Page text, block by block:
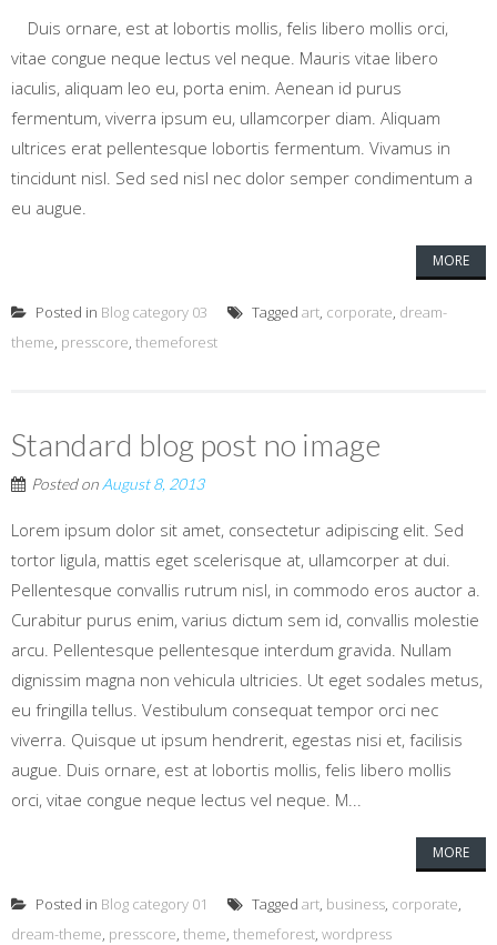
Duis ornare, est at lobortis mollis, felis libero mollis orci,
vitae congue neque lectus vel neque. Mauris vitae libero
iaculis, aliquam leo eu, porta enim. Aenean id purus
fermentum, viverra ipsum eu, ullamcorper diam. Aliquam
ultrices erat pellentesque lobortis fermentum. Vivamus in
tincidunt nisl. Sed sed nisl nec dolor semper condimentum a
eu augue.
MORE
Posted in Blog category 03 Tagged art, corporate, dream-
theme, presscore, themeforest
Standard blog post no image
Posted on August 8, 2013
Lorem ipsum dolor sit amet, consectetur adipiscing elit. Sed
tortor ligula, mattis eget scelerisque at, ullamcorper at dui.
Pellentesque convallis rutrum nisl, in commodo eros auctor a.
Curabitur purus enim, varius dictum sem id, convallis molestie
arcu. Pellentesque pellentesque interdum gravida. Nullam
dignissim magna non vehicula ultricies. Ut eget sodales metus,
eu fringilla tellus. Vestibulum consequat tempor orci nec
viverra. Quisque ut ipsum hendrerit, egestas nisi et, facilisis
augue. Duis ornare, est at lobortis mollis, felis libero mollis
orci, vitae congue neque lectus vel neque. M...
MORE
Posted in Blog category 01 Tagged art, business, corporate,
dream-theme, presscore, theme, themeforest, wordpress